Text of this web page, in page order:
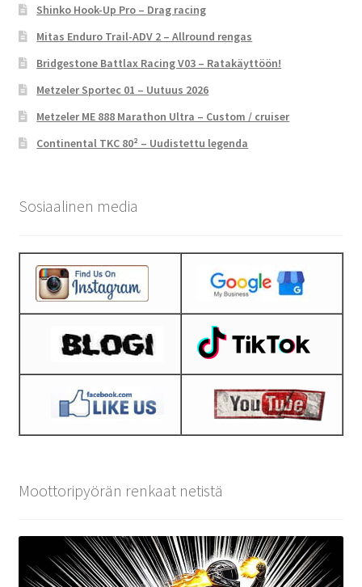
Shinko Hook-Up Pro – Drag racing
Mitas Enduro Trail-ADV 2 – Allround rengas
Bridgestone Battlax Racing V03 – Ratakäyttöön!
Metzeler Sportec 01 – Uutuus 2026
Metzeler ME 888 Marathon Ultra – Custom / cruiser
Continental TKC 80² – Uudistettu legenda
Sosiaalinen media
Moottoripyörän renkaat netistä